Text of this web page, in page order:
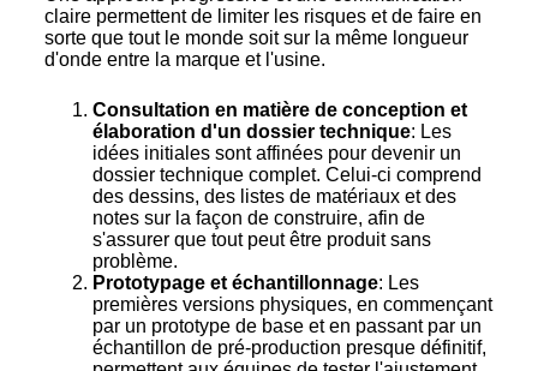
claire permettent de limiter les risques et de faire en
sorte que tout le monde soit sur la même longueur
d'onde entre la marque et l'usine.
Consultation en matière de conception et
élaboration d'un dossier technique: Les
idées initiales sont affinées pour devenir un
dossier technique complet. Celui-ci comprend
des dessins, des listes de matériaux et des
notes sur la façon de construire, afin de
s'assurer que tout peut être produit sans
problème.
Prototypage et échantillonnage: Les
premières versions physiques, en commençant
par un prototype de base et en passant par un
échantillon de pré-production presque définitif,